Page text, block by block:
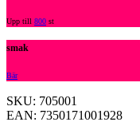
Upp till 800 st
smak
Bär
SKU: 705001
EAN: 7350171001928